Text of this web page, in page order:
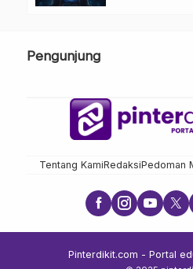
Pengunjung
Tentang KamiRedaksiPedoman
Pinterdikit.com - Portal